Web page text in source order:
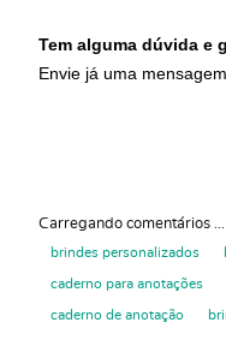
Tem alguma dúvida e
Envie já uma
Carregando comentários ...
brindes personalizados
caderno para anotações
caderno de anotação